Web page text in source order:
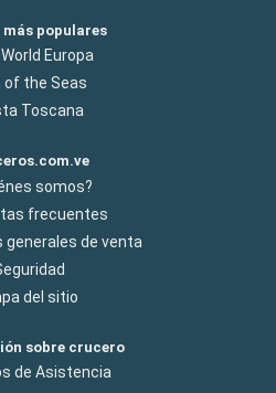
más populares
World Europa
of the Seas
Toscana
somos?
frecuentes
generales de venta
del sitio
sobre crucero
de Asistencia